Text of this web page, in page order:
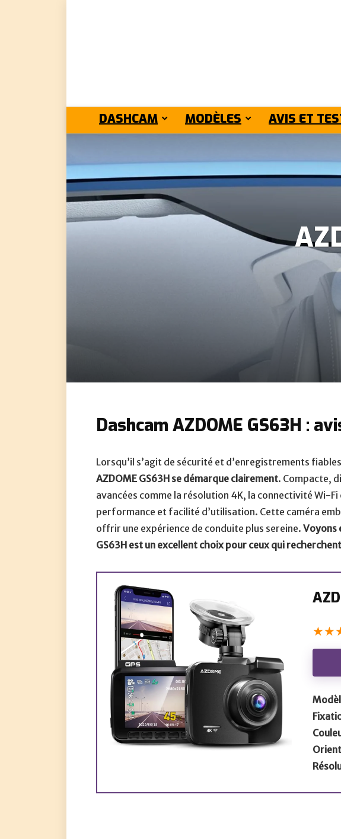
DASHCAM MODÈLES AVIS ET
Dashcam AZDOME GS63H :
Lorsqu’il s’agit de sécurité et d’enregistrements
AZDOME GS63H se démarque clairement. Compacte,
avancées comme la résolution 4K, la connectivité Wi-Fi
performance et facilité d’utilisation. Cette caméra
offrir une expérience de conduite plus sereine.Voyons
GS63H est un excellent choix pour ceux qui
★★